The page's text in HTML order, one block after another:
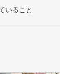
いること